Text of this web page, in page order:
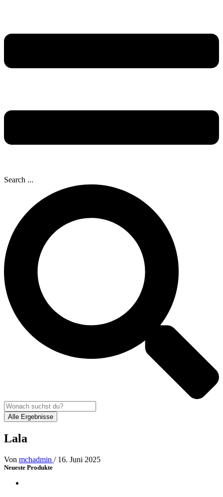
Search ...
Alle Ergebnisse
Lala
Von mchadmin / 16. Juni 2025
Neueste Produkte